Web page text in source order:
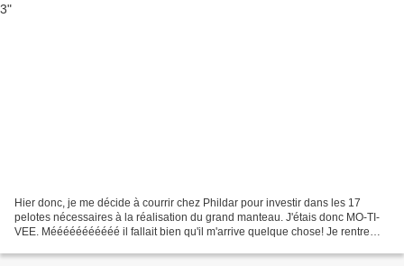
Hier donc, je me décide à courrir chez Phildar pour investir dans les 17
pelotes nécessaires à la réalisation du grand manteau. J'étais donc MO-TI-
VEE. Mééééééééééé il fallait bien qu'il m'arrive quelque chose! Je rentre